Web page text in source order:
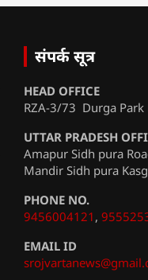
संपर्क सूत्र
HEAD OFFICE
RZA-3/73 Durga
UTTAR PRADESH
Amapur Sidh pura
Mandir Sidh pura
PHONE NO.
9456004121 ,
EMAIL ID